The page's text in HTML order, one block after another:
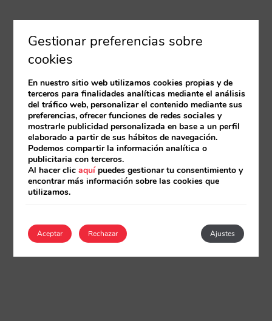
Gestionar preferencias sobre
cookies
En nuestro sitio web utilizamos cookies propias y de
terceros para finalidades analíticas mediante el análisis
del tráfico web, personalizar el contenido mediante sus
preferencias, ofrecer funciones de redes sociales y
mostrarle publicidad personalizada en base a un perfil
elaborado a partir de sus hábitos de navegación.
Podemos compartir la información analítica o
publicitaria con terceros.
Al hacer clicaquípuedes gestionar tu consentimiento y
encontrar más información sobre las cookies que
utilizamos.
Aceptar Ajustes
Rechazar